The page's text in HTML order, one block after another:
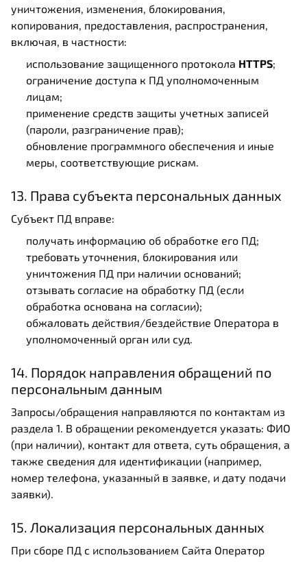
уничтожения, изменения, блокирования,
копирования, предоставления, распространения,
включая, в частности:
использование защищенного протокола HTTPS;
ограничение доступа к ПД уполномоченным
лицам;
применение средств защиты учетных записей
(пароли, разграничение прав);
обновление программного обеспечения и иные
меры, соответствующие рискам.
13. Права субъекта персональных данных
Субъект ПД вправе:
получать информацию об обработке его ПД;
требовать уточнения, блокирования или
уничтожения ПД при наличии оснований;
отзывать согласие на обработку ПД (если
обработка основана на согласии);
обжаловать действия/бездействие Оператора в
уполномоченный орган или суд.
14. Порядок направления обращений по
персональным данным
Запросы/обращения направляются по контактам из
раздела 1. В обращении рекомендуется указать: ФИО
(при наличии), контакт для ответа, суть обращения, а
также сведения для идентификации (например,
номер телефона, указанный в заявке, и дату подачи
заявки).
15. Локализация персональных данных
При сборе ПД с использованием Сайта Оператор